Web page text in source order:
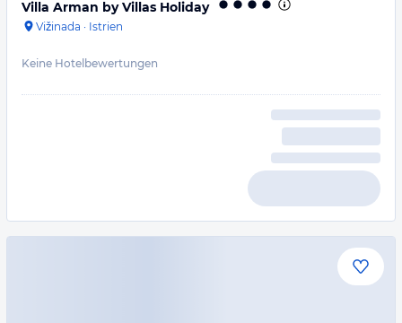
Villa Arman by Villas Holiday
Vižinada · Istrien
Keine Hotelbewertungen